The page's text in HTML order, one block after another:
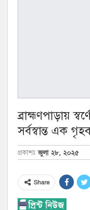
ব্রাহ্মণপাড়ায়
সর্বস্বান্ত এক
প্রকাশঃ জুলা ২৮, ২০২৫
Share